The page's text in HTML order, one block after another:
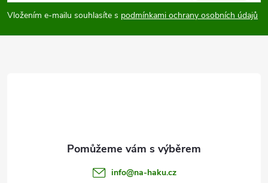
p
a
Vložením e-mailu souhlasíte s podmínkami ochrany osobních údajů
info@na-haku.cz